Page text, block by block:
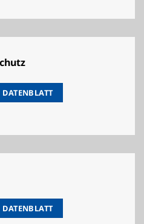
DATENBLATT
DATENBLATT